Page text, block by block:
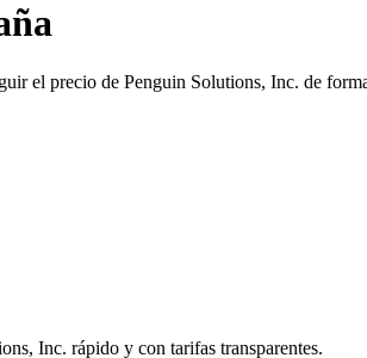
el precio de Penguin Solutions, Inc. de
Inc. rápido y con tarifas transparentes.